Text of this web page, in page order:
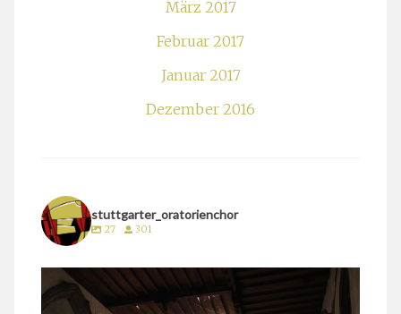
März 2017
Februar 2017
Januar 2017
Dezember 2016
stuttgarter_oratorienchor
27 301
stuttgarter_oratorienchor
März 24